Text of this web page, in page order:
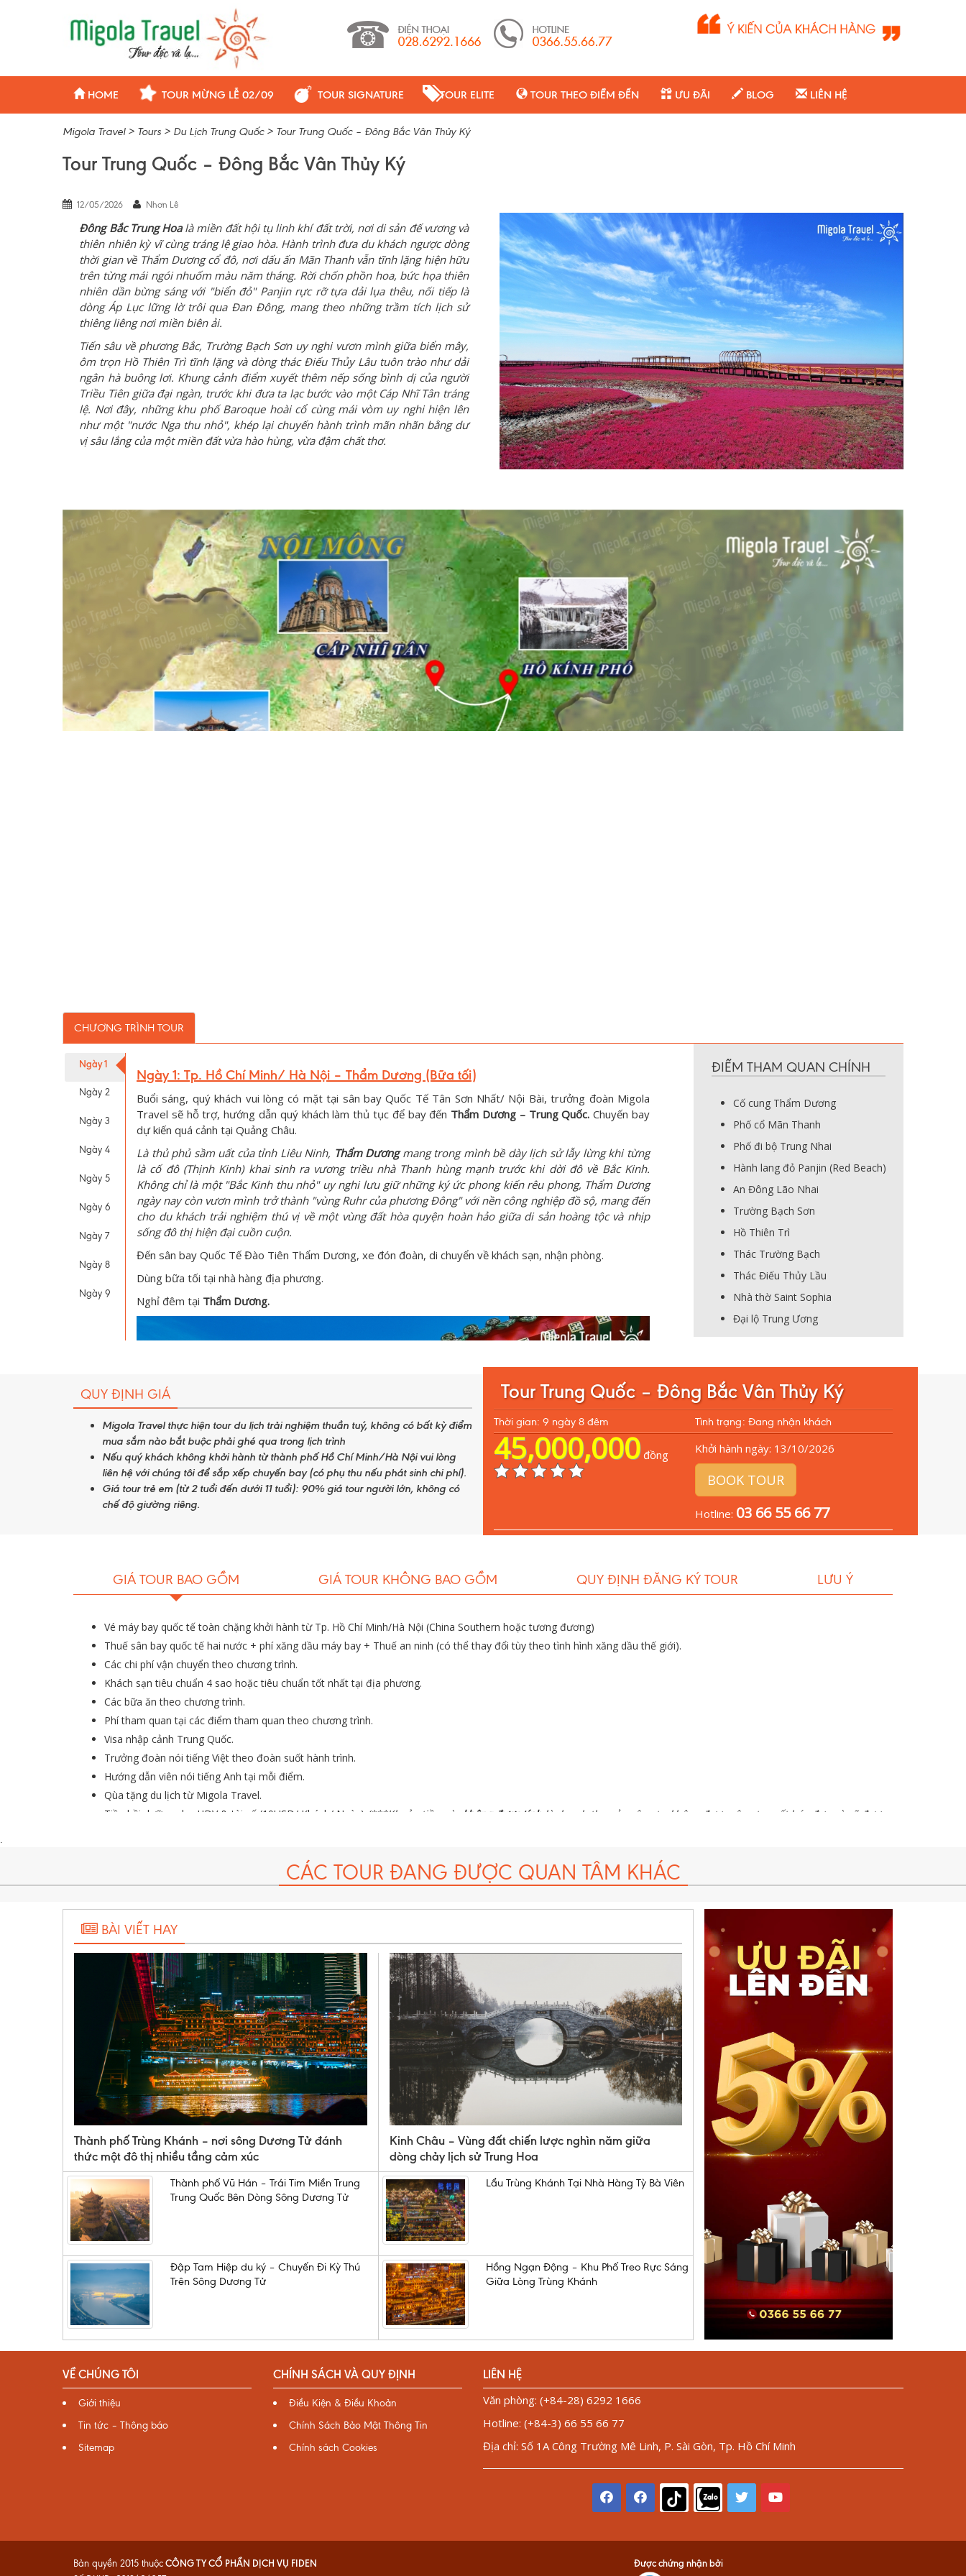
HOME TOUR MỪNG LỄ 02/09 TOUR SIGNATURE TOUR ELITE TOUR THEO ĐIỂM ĐẾN ƯU ĐÃI BLOG LIÊN HỆ
Migola Travel> Tours > Du Lịch Trung Quốc> Tour Trung Quốc – Đông Bắc Vân Thủy Ký
Tour Trung Quốc – Đông Bắc Vân Thủy Ký
12/05/2026 Nhơn Lê
Đông Bắc Trung Hoalà miền đất hội tụ linh khí đất trời, nơi di sản đế vương và
thiên nhiên kỳ vĩ cùng tráng lệ giao hòa. Hành trình đưa du khách ngược dòng
thời gian về Thẩm Dương cổ đô, nơi dấu ấn Mãn Thanh vẫn tĩnh lặng hiện hữu
trên từng mái ngói nhuốm màu năm tháng. Rời chốn phồn hoa, bức họa thiên
nhiên dần bừng sáng với "biển đỏ" Panjin rực rỡ tựa dải lụa thêu, nối tiếp là
dòng Áp Lục lững lờ trôi qua Đan Đông, mang theo những trầm tích lịch sử
thiêng liêng nơi miền biên ải.
Tiến sâu về phương Bắc, Trường Bạch Sơn uy nghi vươn mình giữa biển mây,
ôm trọn Hồ Thiên Trì tĩnh lặng và dòng thác Điếu Thủy Lâu tuôn trào như dải
ngân hà buông lơi. Khung cảnh điểm xuyết thêm nếp sống bình dị của người
Triều Tiên giữa đại ngàn, trước khi đưa ta lạc bước vào một Cáp Nhĩ Tân tráng
lệ. Nơi đây, những khu phố Baroque hoài cổ cùng mái vòm uy nghi hiện lên
như một "nước Nga thu nhỏ", khép lại chuyến hành trình mãn nhãn bằng dư
vị sâu lắng của một miền đất vừa hào hùng, vừa đậm chất thơ.
CHƯƠNG TRÌNH TOUR
Ngày 1
Ngày 2
Ngày 3
Ngày 4
Ngày 5
Ngày 6
Ngày 7
Ngày 8
Ngày 9
Ngày 1: Tp. Hồ Chí Minh/ Hà Nội – Thẩm Dương (Bữa tối)
Buổi sáng, quý khách vui lòng có mặt tại sân bay Quốc Tế Tân Sơn Nhất/ Nội Bài, trưởng đoàn Migola
Travel sẽ hỗ trợ, hướng dẫn quý khách làm thủ tục để bay đến Thẩm Dương – Trung Quốc.Chuyến bay
dự kiến quá cảnh tại Quảng Châu.
Là thủ phủ sầm uất của tỉnh Liêu Ninh, Thẩm Dươngmang trong mình bề dày lịch sử lẫy lừng khi từng
là cố đô (Thịnh Kinh) khai sinh ra vương triều nhà Thanh hùng mạnh trước khi dời đô về Bắc Kinh.
Không chỉ là một "Bắc Kinh thu nhỏ" uy nghi lưu giữ những ký ức phong kiến rêu phong, Thẩm Dương
ngày nay còn vươn mình trở thành "vùng Ruhr của phương Đông" với nền công nghiệp đồ sộ, mang đến
cho du khách trải nghiệm thú vị về một vùng đất hòa quyện hoàn hảo giữa di sản hoàng tộc và nhịp
sống đô thị hiện đại cuồn cuộn.
Đến sân bay Quốc Tế Đào Tiên Thẩm Dương, xe đón đoàn, di chuyển về khách sạn, nhận phòng.
Dùng bữa tối tại nhà hàng địa phương.
Nghỉ đêm tại Thẩm Dương.
ĐIỂM THAM QUAN CHÍNH
Cố cung Thẩm Dương
Phố cổ Mãn Thanh
Phố đi bộ Trung Nhai
Hành lang đỏ Panjin (Red Beach)
An Đông Lão Nhai
Trường Bạch Sơn
Hồ Thiên Trì
Thác Trường Bạch
Thác Điếu Thủy Lầu
Nhà thờ Saint Sophia
Đại lộ Trung Ương
QUY ĐỊNH GIÁ
Migola Travel thực hiện tour du lịch trải nghiệm thuần tuý, không có bất kỳ điểm
mua sắm nào bắt buộc phải ghé qua trong lịch trình
Nếu quý khách không khởi hành từ thành phố Hồ Chí Minh/Hà Nội vui lòng
liên hệ với chúng tôi để sắp xếp chuyến bay (có phụ thu nếu phát sinh chi phí).
Giá tour trẻ em (từ 2 tuổi đến dưới 11 tuổi): 90% giá tour người lớn, không có
chế độ giường riêng.
Tour Trung Quốc – Đông Bắc Vân Thủy Ký
Thời gian: 9 ngày 8 đêm Tình trạng: Đang nhận khách
45,000,000đồng Khởi hành ngày: 13/10/2026
BOOK TOUR
Hotline: 03 66 55 66 77
GIÁ TOUR BAO GỒM GIÁ TOUR KHÔNG BAO GỒM QUY ĐỊNH ĐĂNG KÝ TOUR LƯU Ý
Vé máy bay quốc tế toàn chặng khởi hành từ Tp. Hồ Chí Minh/Hà Nội (China Southern hoặc tương đương)
Thuế sân bay quốc tế hai nước + phí xăng dầu máy bay + Thuế an ninh (có thể thay đổi tùy theo tình hình xăng dầu thế giới).
Các chi phí vận chuyển theo chương trình.
Khách sạn tiêu chuẩn 4 sao hoặc tiêu chuẩn tốt nhất tại địa phương.
Các bữa ăn theo chương trình.
Phí tham quan tại các điểm tham quan theo chương trình.
Visa nhập cảnh Trung Quốc.
Trưởng đoàn nói tiếng Việt theo đoàn suốt hành trình.
Hướng dẫn viên nói tiếng Anh tại mỗi điểm.
Qùa tặng du lịch từ Migola Travel.
Tiền bồi dưỡng cho HDV & tài xế (10USD/ Khách/ Ngày) (***Khoản tiền này không được tính là doanh thu của công ty, không được công ty xuất hóa đơn và sẽ được
.
CÁC TOUR ĐANG ĐƯỢC QUAN TÂM KHÁC
BÀI VIẾT HAY
Thành phố Trùng Khánh – nơi sông Dương Tử đánh
thức một đô thị nhiều tầng cảm xúc
Kinh Châu – Vùng đất chiến lược nghìn năm giữa
dòng chảy lịch sử Trung Hoa
Thành phố Vũ Hán – Trái Tim Miền Trung
Trung Quốc Bên Dòng Sông Dương Tử
Lẩu Trùng Khánh Tại Nhà Hàng Tỳ Bà Viên
Đập Tam Hiệp du ký – Chuyến Đi Kỳ Thú
Trên Sông Dương Tử
Hồng Ngạn Động – Khu Phố Treo Rực Sáng
Giữa Lòng Trùng Khánh
VỀ CHÚNG TÔI
Giới thiệu
Tin tức – Thông báo
Sitemap
CHÍNH SÁCH VÀ QUY ĐỊNH
Điều Kiện & Điều Khoản
Chính Sách Bảo Mật Thông Tin
Chính sách Cookies
LIÊN HỆ
Văn phòng: (+84-28) 6292 1666
Hotline: (+84-3) 66 55 66 77
Địa chỉ: Số 1A Công Trường Mê Linh, P. Sài Gòn, Tp. Hồ Chí Minh
Bản quyền 2015 thuộc CÔNG TY CỔ PHẦN DỊCH VỤ FIDEN Được chứng nhận bởi